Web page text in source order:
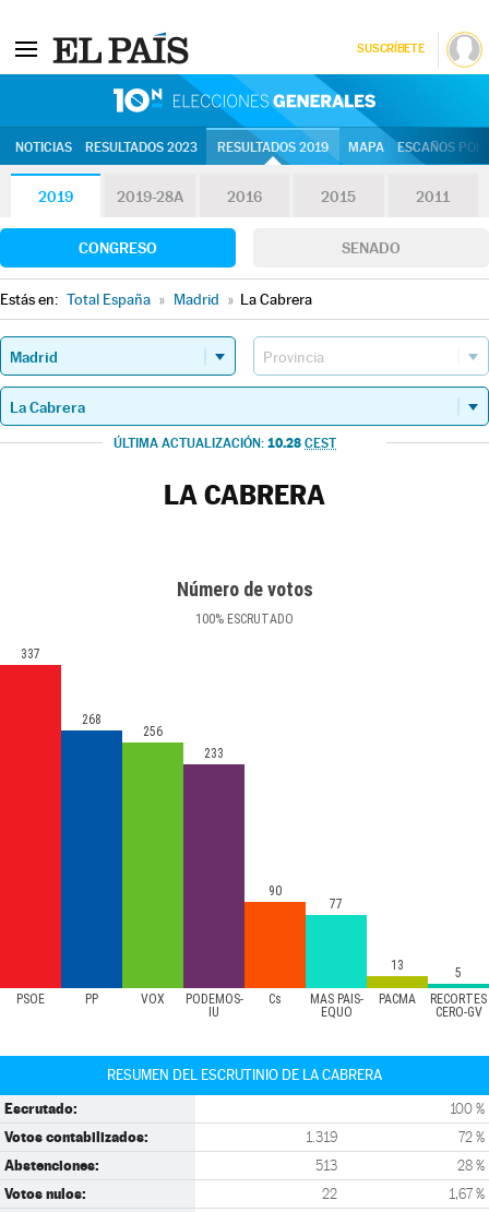
SUSCRÍBETE
NOTICIAS RESULTADOS 2023 RESULTADOS 2019 MAPA ESCAÑOS
2019 2019-28A 2016 2015 2011
CONGRESO SENADO
Estás en: Total España » Madrid » La Cabrera
ÚLTIMA ACTUALIZACIÓN: 10.28 CEST
LA CABRERA
Número de votos
100% ESCRUTADO
PSOE PP VOX
PODEMOS-
IU
Cs
MÁS PAÍS-
EQUO
PACMA
RECORTES
CERO-GV
337
268
256
233
90
77
13 5
RESUMEN DEL ESCRUTINIO DE LA CABRERA
Escrutado: 100 %
Votos contabilizados: 1.319 72 %
Abstenciones: 513 28 %
Votos nulos: 22 1,67 %